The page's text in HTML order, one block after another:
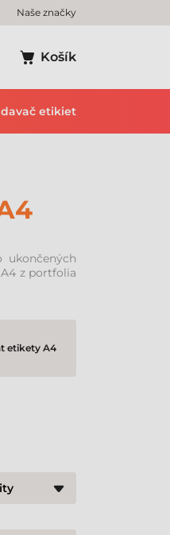
Naše značky
Košík
etikiet
z portfolia
etikety A4